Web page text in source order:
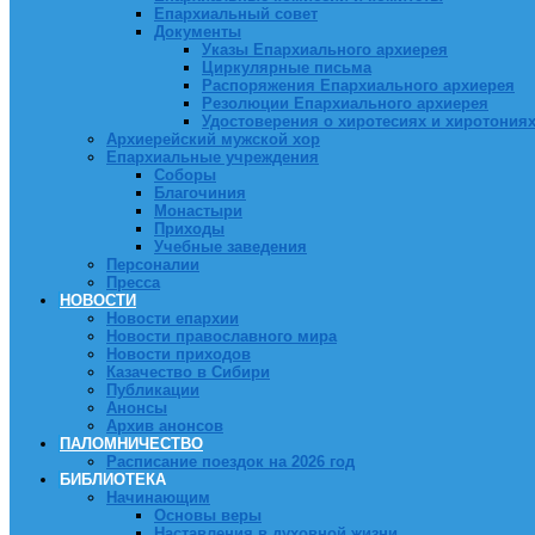
Епархиальный совет
Документы
Указы Епархиального архиерея
Циркулярные письма
Распоряжения Епархиального архиерея
Резолюции Епархиального архиерея
Удостоверения о хиротесиях и хиротониях
Архиерейский мужской хор
Епархиальные учреждения
Соборы
Благочиния
Монастыри
Приходы
Учебные заведения
Персоналии
Пресса
НОВОСТИ
Новости епархии
Новости православного мира
Новости приходов
Казачество в Сибири
Публикации
Анонсы
Архив анонсов
ПАЛОМНИЧЕСТВО
Расписание поездок на 2026 год
БИБЛИОТЕКА
Начинающим
Основы веры